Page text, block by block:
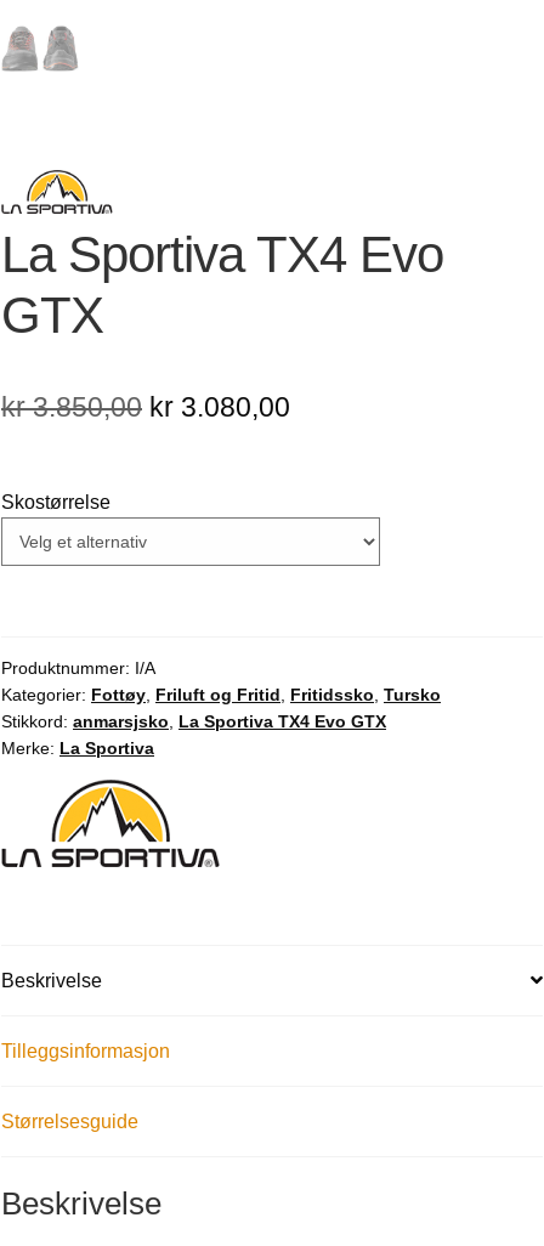
La Sportiva TX4 Evo
GTX
kr3.850,00 Opprinnelig
kr 3.080,00
kr 3.080,00.
Skostørrelse
Produktnummer: I/A
Kategorier: Fottøy Friluft og Fritid Fritidssko Tursko
Stikkord: anmarsjsko
La Sportiva TX4 Evo GTX
Merke: La Sportiva
Beskrivelse
Tilleggsinformasjon
Størrelsesguide
Beskrivelse